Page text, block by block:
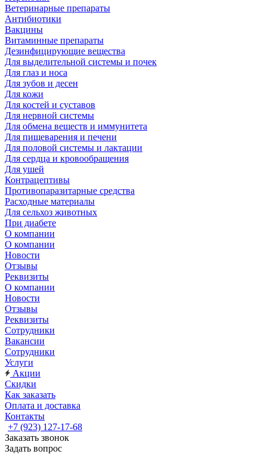
Ветеринарные препараты
Антибиотики
Вакцины
Витаминные препараты
Дезинфицирующие вещества
Для выделительной системы и почек
Для глаз и носа
Для зубов и десен
Для кожи
Для костей и суставов
Для нервной системы
Для обмена веществ и иммунитета
Для пищеварения и печени
Для половой системы и лактации
Для сердца и кровообращения
Для ушей
Контрацептивы
Противопаразитарные средства
Расходные материалы
Для сельхоз животных
При диабете
О компании
О компании
Новости
Отзывы
Реквизиты
О компании
Новости
Отзывы
Реквизиты
Сотрудники
Вакансии
Сотрудники
Услуги
Акции
Скидки
Как заказать
Оплата и доставка
Контакты
+7 (923) 127-17-68
Заказать звонок
Задать вопрос